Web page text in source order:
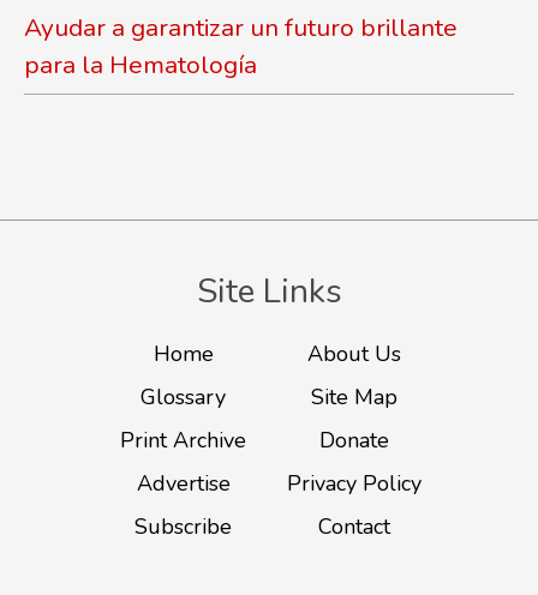
Ayudar a garantizar un futuro brillante
para la Hematología
Site Links
Home
About Us
Glossary
Site Map
Print Archive
Donate
Advertise
Privacy Policy
Subscribe
Contact